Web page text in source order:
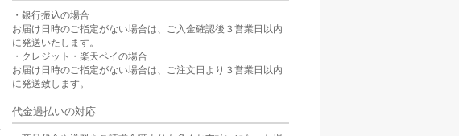
・銀行振込の場合
お届け日時のご指定がない場合は、ご入金確認後３営業日以内
に発送いたします。
・クレジット・楽天ペイの場合
お届け日時のご指定がない場合は、ご注文日より３営業日以内
に発送致します。
代金過払いの対応